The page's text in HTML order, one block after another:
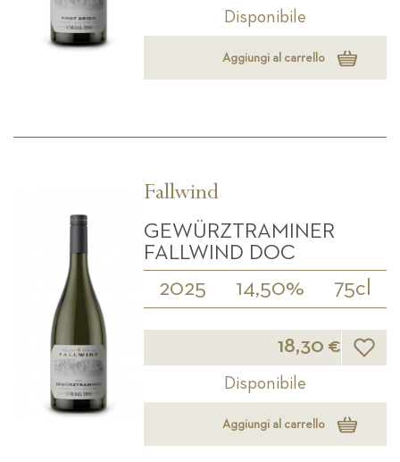
Disponibile
Aggiungi al carrello
Fallwind
GEWÜRZTRAMINER
FALLWIND DOC
2025 14,50% 75cl
18,30 € Lista
Disponibile
Aggiungi al carrello